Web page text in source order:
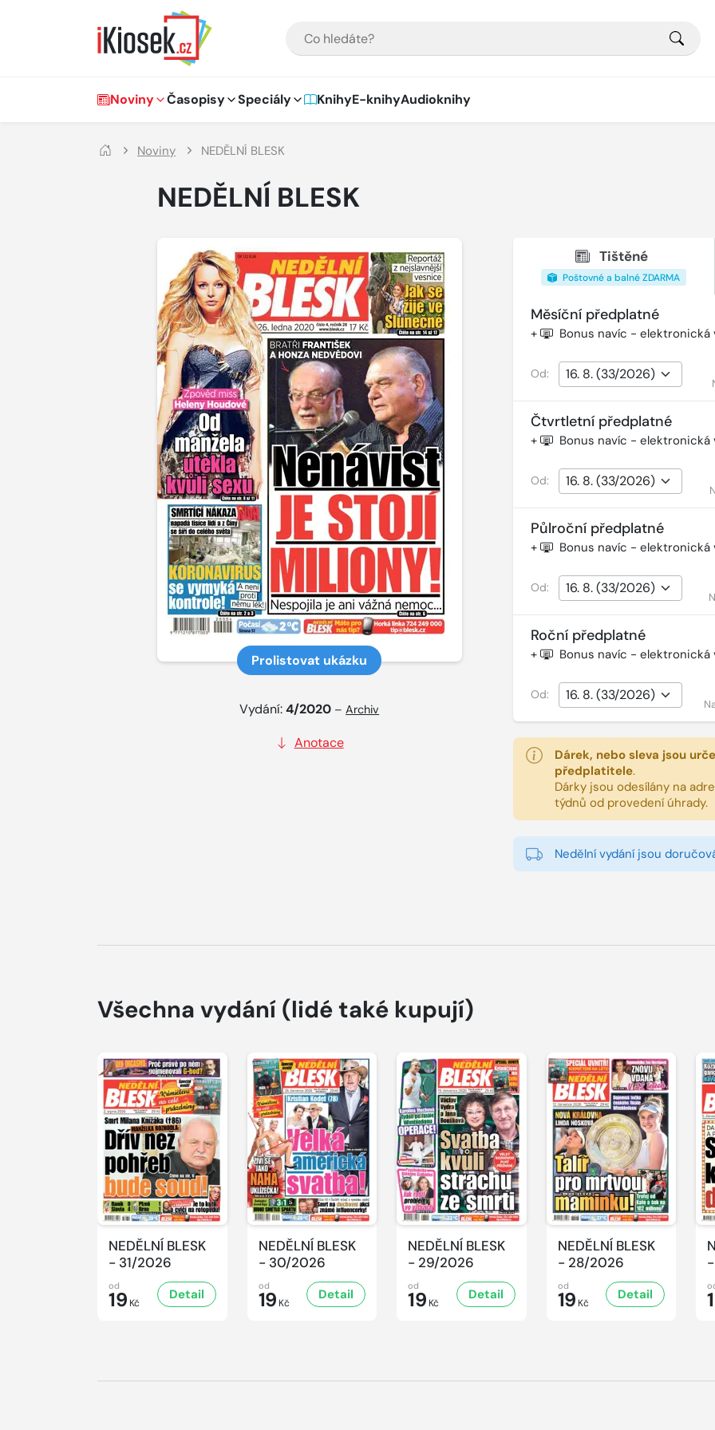
Hlavní navigace
Noviny Časopisy Speciály KnihyE-knihyAudioknihy
Noviny NEDĚLNÍ BLESK
NEDĚLNÍ BLESK
Prolistovat ukázku
Vydání:4/2020 –Archiv
Anotace
Tištěné
Poštovné a balné ZDARMA
Měsíční předplatné
+ Bonus navíc - elektronická
Od:
Čtvrtletní předplatné
+ Bonus navíc - elektronická
Od:
Půlroční předplatné
+ Bonus navíc - elektronická
Od:
Roční předplatné
+ Bonus navíc - elektronická
Od:
Dárek, nebo sleva jsou
předplatitele.
Dárky jsou odesílány na
týdnů od provedení úhrady.
Nedělní vydání jsou
Všechna vydání (lidé také kupují)
NEDĚLNÍ BLESK
- 31/2026
od
19 Kč
Detail
NEDĚLNÍ BLESK
- 30/2026
od
19 Kč
Detail
NEDĚLNÍ BLESK
- 29/2026
od
19 Kč
Detail
NEDĚLNÍ BLESK
- 28/2026
od
19 Kč
Detail